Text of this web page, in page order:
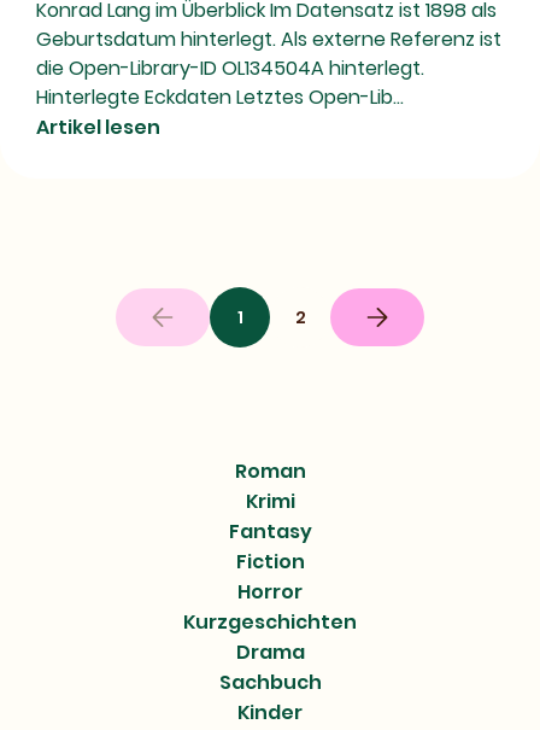
Konrad Lang im Überblick Im Datensatz ist 1898 als
Geburtsdatum hinterlegt. Als externe Referenz ist
die Open-Library-ID OL134504A hinterlegt.
Hinterlegte Eckdaten Letztes Open-Lib...
Artikel lesen
1 2
Nächste
Seite
Roman
Krimi
Fantasy
Fiction
Horror
Kurzgeschichten
Drama
Sachbuch
Kinder